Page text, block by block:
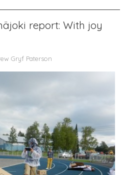
report: With joy
Gryf Paterson